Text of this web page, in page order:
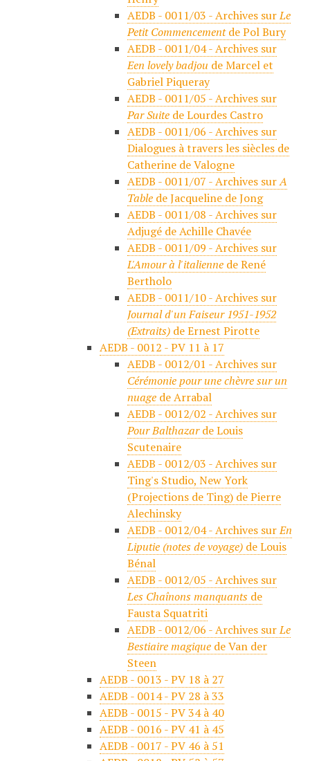
AEDB - 0011/03 - Archives surLe
Petit Commencementde Pol Bury
AEDB - 0011/04 - Archives sur
Een lovely badjou de Marcel et
Gabriel Piqueray
AEDB - 0011/05 - Archives sur
Par Suitede Lourdes Castro
AEDB - 0011/06 - Archives sur
Dialogues à travers les siècles de
Catherine de Valogne
AEDB - 0011/07 - Archives surA
Tablede Jacqueline de Jong
AEDB - 0011/08 - Archives sur
Adjugé de Achille Chavée
AEDB - 0011/09 - Archives sur
L'Amour à l'italiennede René
Bertholo
AEDB - 0011/10 - Archives sur
Journal d'un Faiseur 1951-1952
(Extraits)de Ernest Pirotte
AEDB - 0012 - PV 11 à 17
AEDB - 0012/01 - Archives sur
Cérémonie pour une chèvre sur un
nuagede Arrabal
AEDB - 0012/02 - Archives sur
Pour Balthazarde Louis
Scutenaire
AEDB - 0012/03 - Archives sur
Ting's Studio, New York
(Projections de Ting) de Pierre
Alechinsky
AEDB - 0012/04 - Archives surEn
Liputie (notes de voyage)de Louis
Bénal
AEDB - 0012/05 - Archives sur
Les Chaînons manquantsde
Fausta Squatriti
AEDB - 0012/06 - Archives surLe
Bestiaire magiquede Van der
Steen
AEDB - 0013 - PV 18 à 27
AEDB - 0014 - PV 28 à 33
AEDB - 0015 - PV 34 à 40
AEDB - 0016 - PV 41 à 45
AEDB - 0017 - PV 46 à 51